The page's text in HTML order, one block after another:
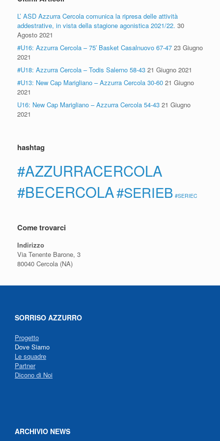
L’ ASD Azzurra Cercola comunica la ripresa delle attività
addestrative, in vista della stagione agonistica 2021/22. 30
Agosto 2021
#U16: Azzurra Cercola – 75′ Basket Casalnuovo 67-47 23 Giugno
2021
#U18: Azzurra Cercola – Todis Salerno 58-43 21 Giugno 2021
#U13: New Cap Marigliano – Azzurra Cercola 30-60 21 Giugno
2021
U16: New Cap Marigliano – Azzurra Cercola 54-43 21 Giugno
2021
hashtag
#AZZURRACERCOLA
#BECERCOLA#SERIEB #SERIEC
Come trovarci
Indirizzo
Via Tenente Barone, 3
80040 Cercola (NA)
SORRISO AZZURRO
Progetto
Dove Siamo
Le squadre
Partner
Dicono di Noi
ARCHIVIO NEWS